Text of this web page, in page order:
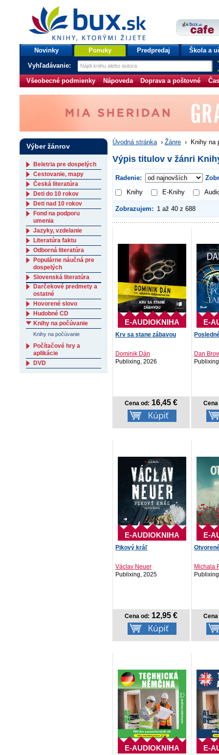
bux.sk
knihy, ktorými žijete
Úvodná stránka
Novinky Ponuky Predpredaj Škola a
Vyhľadávanie:
Všeobecné podmienky Nápoveda Doprava a poštovné
Úvodná stránka › Žánre › Knihy na
Výpis titulov v žánri
Radenie:
Knihy
E-Knihy
Zobrazujem: 1 až 40 z 688
E-AUDIOKNIHA
Krv sa stane zábavou
Dominik Dán
Publixing, 2026
Cena od: 16,45 €
E-
Dan
E-AUDIOKNIHA
Pikový kráľ
Václav Neuer
Publixing, 2025
Cena od: 12,95 €
E-
Michala
E-AUDIOKNIHA E-
Výber žánrov
Beletria pre dospelých
Cestovanie, mapy
Česká literatúra
Deti do 10 rokov
Deti nad 10 rokov
Fond na podporu
umenia
Jazyky, vzdelanie
Literatúra faktu
Odborná literatúra
Populárne náučná pre
dospelých
Slovenská literatúra
Darčekové predmety a
ostatné
Hovorené slovo
Hudobné CD
Knihy na počúvanie
Knihy na počúvanie
Počítačové hry a
aplikácie
DVD